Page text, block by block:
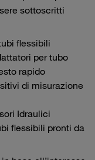
sottoscritti
flessibili
per tubo
rapido
di misurazione
Idraulici
flessibili pronti da